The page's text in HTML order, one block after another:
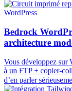
Bedrock
architecture
Vous développez sur
à un FTP + copier-
d’en parler